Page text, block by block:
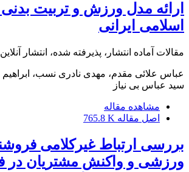
ارائه مدل ورزش و تربیت
اسلامی ایرانی
مقالات آماده انتشار، پذیرفته شده، انتشار آنلاین
عباس علائی مقدم، مهدی نادری نسب،
سید عباس بی نیاز
مشاهده مقاله
اصل مقاله 765.8 K
بررسی ارتباط غیرکلامی
ورزشی و واکنش مشتریان در